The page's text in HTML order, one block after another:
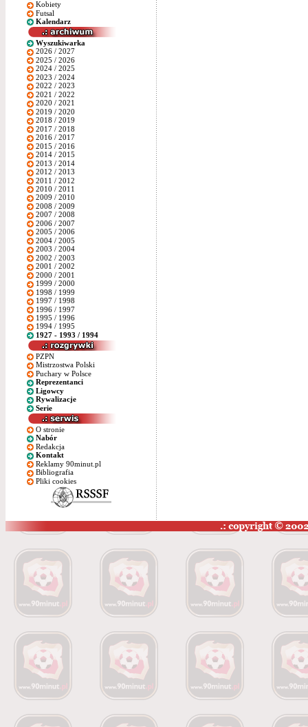
Kobiety
Futsal
Kalendarz
Wyszukiwarka
2026 / 2027
2025 / 2026
2024 / 2025
2023 / 2024
2022 / 2023
2021 / 2022
2020 / 2021
2019 / 2020
2018 / 2019
2017 / 2018
2016 / 2017
2015 / 2016
2014 / 2015
2013 / 2014
2012 / 2013
2011 / 2012
2010 / 2011
2009 / 2010
2008 / 2009
2007 / 2008
2006 / 2007
2005 / 2006
2004 / 2005
2003 / 2004
2002 / 2003
2001 / 2002
2000 / 2001
1999 / 2000
1998 / 1999
1997 / 1998
1996 / 1997
1995 / 1996
1994 / 1995
1927 - 1993 / 1994
PZPN
Mistrzostwa Polski
Puchary w Polsce
Reprezentanci
Ligowcy
Rywalizacje
Serie
O stronie
Nabór
Redakcja
Kontakt
Reklamy 90minut.pl
Bibliografia
Pliki cookies